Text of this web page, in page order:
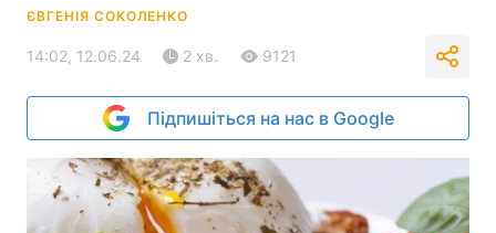
ЄВГЕНІЯ СОКОЛЕНКО
14:02, 12.06.24 2 хв. 9121
Підпишіться на нас в Google